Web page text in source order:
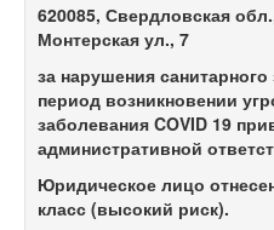
620085, Свердловская
Монтерская ул., 7
за нарушения
период возникновении
заболевания COVID 19
административной
Юридическое лицо
класс (высокий риск).